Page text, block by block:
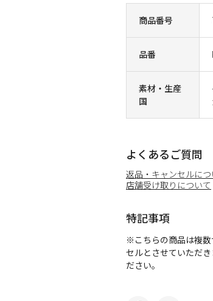
商品番号
品番
素材・生産
国
よくあるご質問
返品・キャンセルにつ
店舗受け取りについて
特記事項
※こちらの商品は複数
セルとさせていただ
ださい。